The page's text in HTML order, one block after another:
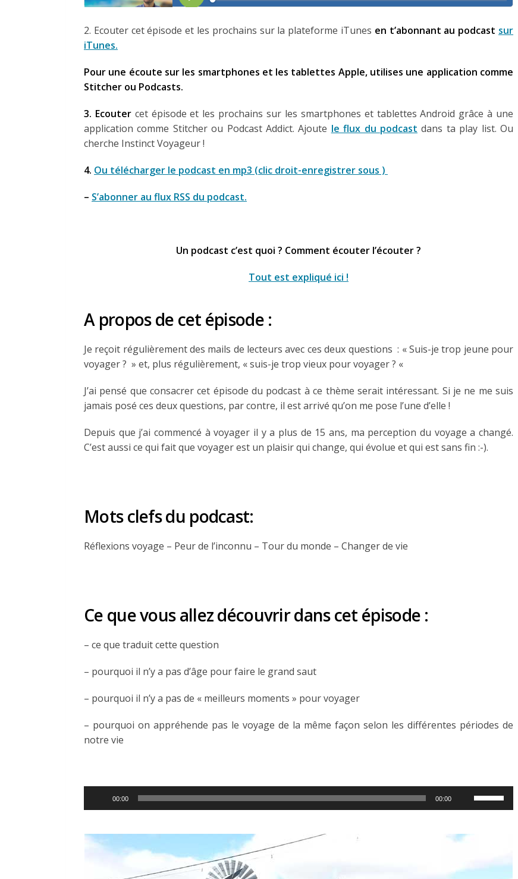
2. Ecouter cet épisode et les prochains sur la plateforme iTunes en t’abonnant au podcast sur
iTunes.
Pour une écoute sur les smartphones et les tablettes Apple, utilises une application comme
Stitcher ou Podcasts.
3. Ecouter cet épisode et les prochains sur les smartphones et tablettes Android grâce à une
application comme Stitcher ou Podcast Addict. Ajoute le flux du podcast dans ta play list. Ou
cherche Instinct Voyageur !
4. Ou télécharger le podcast en mp3 (clic droit-enregistrer sous )
– S’abonner au flux RSS du podcast.
Un podcast c’est quoi ? Comment écouter l’écouter ?
Tout est expliqué ici !
A propos de cet épisode :
Je reçoit régulièrement des mails de lecteurs avec ces deux questions : « Suis-je trop jeune pour
voyager ? » et, plus régulièrement, « suis-je trop vieux pour voyager ? «
J’ai pensé que consacrer cet épisode du podcast à ce thème serait intéressant. Si je ne me suis
jamais posé ces deux questions, par contre, il est arrivé qu’on me pose l’une d’elle !
Depuis que j’ai commencé à voyager il y a plus de 15 ans, ma perception du voyage a changé.
C’est aussi ce qui fait que voyager est un plaisir qui change, qui évolue et qui est sans fin :-).
Mots clefs du podcast:
Réflexions voyage – Peur de l’inconnu – Tour du monde – Changer de vie
Ce que vous allez découvrir dans cet épisode :
– ce que traduit cette question
– pourquoi il n’y a pas d’âge pour faire le grand saut
– pourquoi il n’y a pas de « meilleurs moments » pour voyager
– pourquoi on appréhende pas le voyage de la même façon selon les différentes périodes de
notre vie
audio
00:00 00:00
les
augmenter